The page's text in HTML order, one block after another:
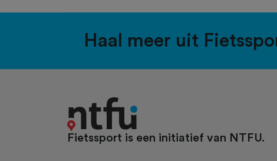
Haal meer uit
Fietssport is een initiatief van NTFU.